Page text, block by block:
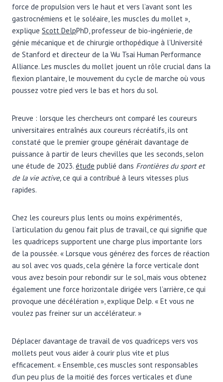
force de propulsion vers le haut et vers l’avant sont les
gastrocnémiens et le soléaire, les muscles du mollet »,
explique Scott DelpPhD, professeur de bio-ingénierie, de
génie mécanique et de chirurgie orthopédique à l’Université
de Stanford et directeur de la Wu Tsai Human Performance
Alliance. Les muscles du mollet jouent un rôle crucial dans la
flexion plantaire, le mouvement du cycle de marche où vous
poussez votre pied vers le bas et hors du sol.
Preuve : lorsque les chercheurs ont comparé les coureurs
universitaires entraînés aux coureurs récréatifs, ils ont
constaté que le premier groupe générait davantage de
puissance à partir de leurs chevilles que les seconds, selon
une étude de 2023. étude publié dans Frontières du sport et
de la vie active,ce qui a contribué à leurs vitesses plus
rapides.
Chez les coureurs plus lents ou moins expérimentés,
l’articulation du genou fait plus de travail, ce qui signifie que
les quadriceps supportent une charge plus importante lors
de la poussée. « Lorsque vous générez des forces de réaction
au sol avec vos quads, cela génère la force verticale dont
vous avez besoin pour rebondir sur le sol, mais vous obtenez
également une force horizontale dirigée vers l’arrière, ce qui
provoque une décélération », explique Delp. « Et vous ne
voulez pas freiner sur un accélérateur. »
Déplacer davantage de travail de vos quadriceps vers vos
mollets peut vous aider à courir plus vite et plus
efficacement. « Ensemble, ces muscles sont responsables
d’un peu plus de la moitié des forces verticales et d’une